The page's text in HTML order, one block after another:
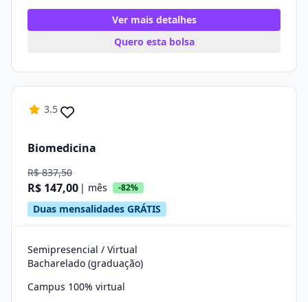
Ver mais detalhes
Quero esta bolsa
3.5
Biomedicina
R$ 837,50
R$ 147,00 | mês -82%
Duas mensalidades GRÁTIS
Semipresencial / Virtual
Bacharelado (graduação)
Campus 100% virtual